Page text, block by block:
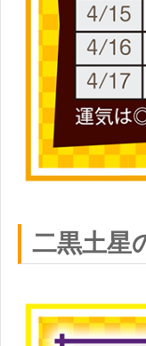
二黒土星